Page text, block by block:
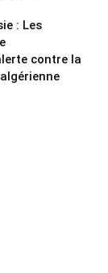
: Les
contre la